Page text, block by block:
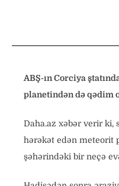
ABŞ-ın Corciya
planetindən də qədim
Daha.az xəbər verir ki,
hərəkət edən meteorit
şəhərindəki bir neçə